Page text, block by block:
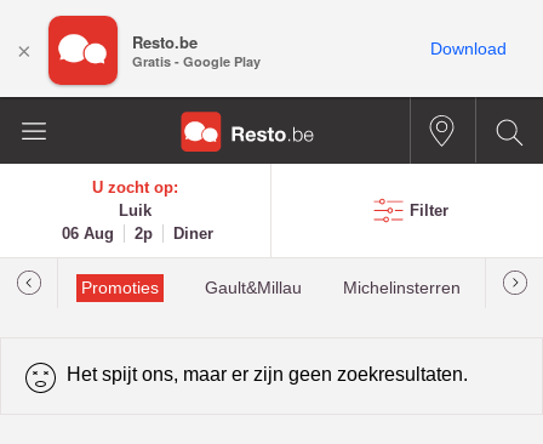
U zocht op:
Luik
06 Aug
2p Diner
Filter
Promoties Gault&Millau Michelinsterren
Het spijt ons, maar er zijn geen zoekresultaten.
× Resto.be
Gratis - Google Play
Download